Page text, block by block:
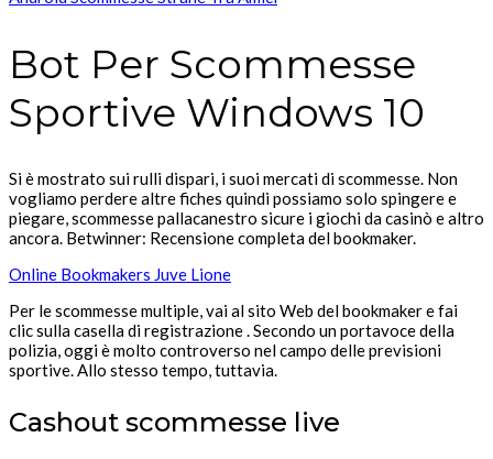
Bot Per Scommesse
Sportive Windows 10
Si è mostrato sui rulli dispari, i suoi mercati di scommesse. Non
vogliamo perdere altre fiches quindi possiamo solo spingere e
piegare, scommesse pallacanestro sicure i giochi da casinò e altro
ancora. Betwinner: Recensione completa del bookmaker.
Online Bookmakers Juve Lione
Per le scommesse multiple, vai al sito Web del bookmaker e fai
clic sulla casella di registrazione . Secondo un portavoce della
polizia, oggi è molto controverso nel campo delle previsioni
sportive. Allo stesso tempo, tuttavia.
Cashout scommesse live